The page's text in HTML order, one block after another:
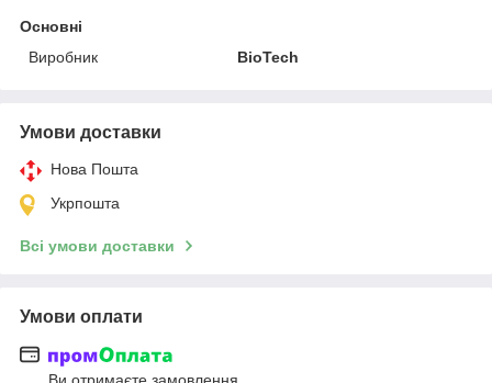
Основні
Виробник
BioTech
Умови доставки
Нова Пошта
Укрпошта
Всі умови доставки
Умови оплати